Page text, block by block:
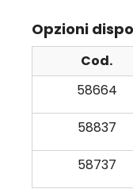
Opzioni
Cod.
58664
58837
58737